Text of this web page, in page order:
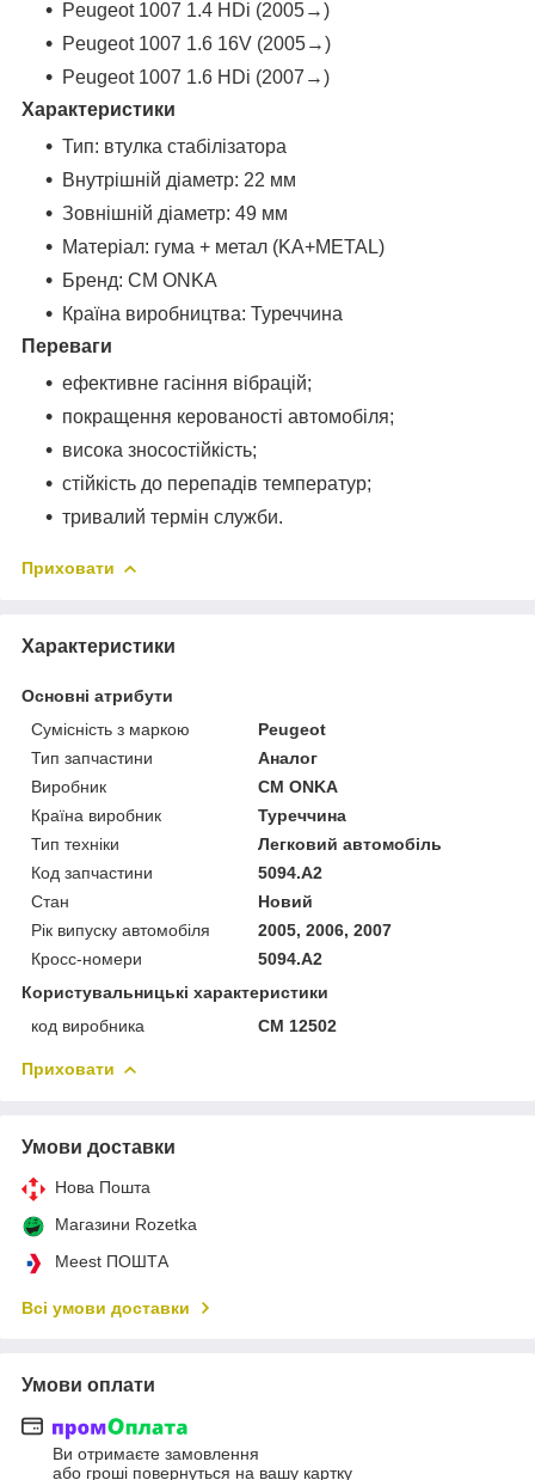
Peugeot 1007 1.4 HDi (2005→)
Peugeot 1007 1.6 16V (2005→)
Peugeot 1007 1.6 HDi (2007→)
Характеристики
Тип: втулка стабілізатора
Внутрішній діаметр: 22 мм
Зовнішній діаметр: 49 мм
Матеріал: гума + метал (KA+METAL)
Бренд: CM ONKA
Країна виробництва: Туреччина
Переваги
ефективне гасіння вібрацій;
покращення керованості автомобіля;
висока зносостійкість;
стійкість до перепадів температур;
тривалий термін служби.
Приховати
Характеристики
Основні атрибути
Сумісність з маркою
Peugeot
Тип запчастини
Аналог
Виробник
CM ONKA
Країна виробник
Туреччина
Тип техніки
Легковий автомобіль
Код запчастини
5094.A2
Стан
Новий
Рік випуску автомобіля
2005, 2006, 2007
Кросс-номери
5094.A2
Користувальницькі характеристики
код виробника
CM 12502
Приховати
Умови доставки
Нова Пошта
Магазини Rozetka
Meest ПОШТА
Всі умови доставки
Умови оплати
Ви отримаєте замовлення
або гроші повернуться на вашу картку